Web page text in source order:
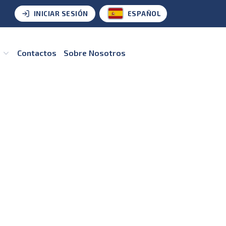
INICIAR SESIÓN ESPAÑOL
Contactos Sobre Nosotros